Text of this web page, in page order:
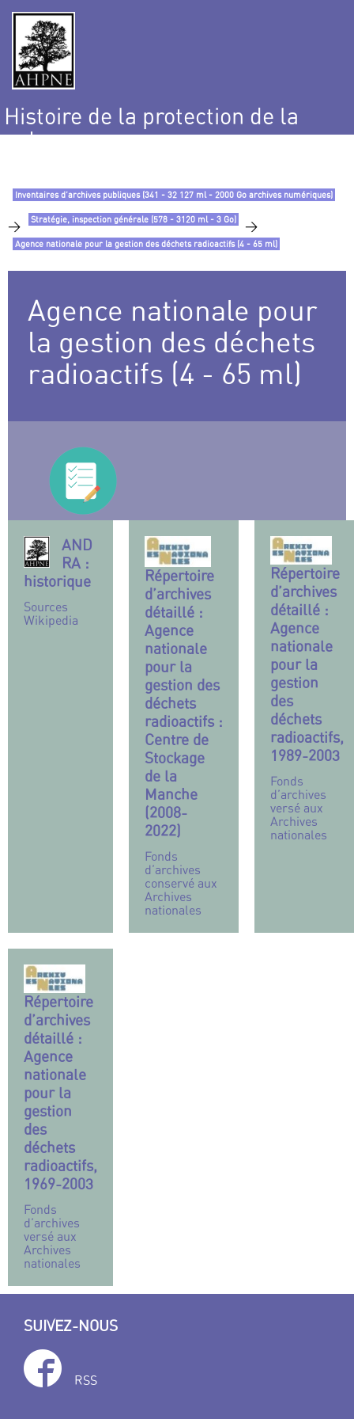
Histoire de la protection de la
nature
Inventaires d’archives publiques (341 - 32 127 ml - 2000 Go archives numériques)
> Stratégie, inspection générale (578 - 3120 ml - 3 Go) >
Agence nationale pour la gestion des déchets radioactifs (4 - 65 ml)
Agence nationale pour
la gestion des déchets
radioactifs (4 - 65 ml)
AND
RA :
historique
Sources
Wikipedia
Répertoire
d’archives
détaillé :
Agence
nationale
pour la
gestion des
déchets
radioactifs :
Centre de
Stockage
de la
Manche
(2008-
2022)
Fonds
d’archives
conservé aux
Archives
nationales
Répertoire
d’archives
détaillé :
Agence
nationale
pour la
gestion
des
déchets
radioactifs,
1989-2003
Fonds
d’archives
versé aux
Archives
nationales
Répertoire
d’archives
détaillé :
Agence
nationale
pour la
gestion
des
déchets
radioactifs,
1969-2003
Fonds
d’archives
versé aux
Archives
nationales
SUIVEZ-NOUS
RSS